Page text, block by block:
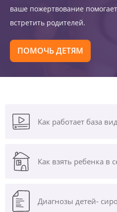
ваше пожертвование
встретить родителей.
ПОМОЧЬ ДЕТЯМ
Как работает база
Как взять ребенка в
Диагнозы детей-